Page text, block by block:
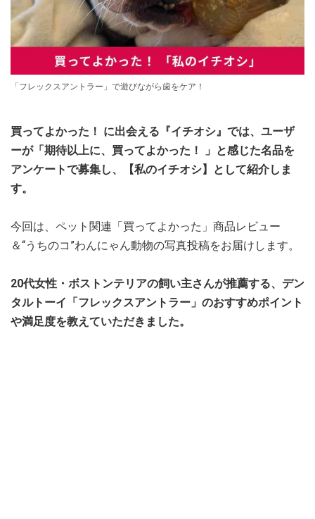
「フレックスアントラー」で遊びながら歯をケア！
買ってよかった！ に出会える『イチオシ』では、ユーザ
ーが「期待以上に、買ってよかった！ 」と感じた名品を
アンケートで募集し、【私のイチオシ】として紹介しま
す。
今回は、ペット関連「買ってよかった」商品レビュー
＆“うちのコ”わんにゃん動物の写真投稿をお届けします。
20代女性・ボストンテリアの飼い主さんが推薦する、デン
タルトーイ「フレックスアントラー」のおすすめポイント
や満足度を教えていただきました。